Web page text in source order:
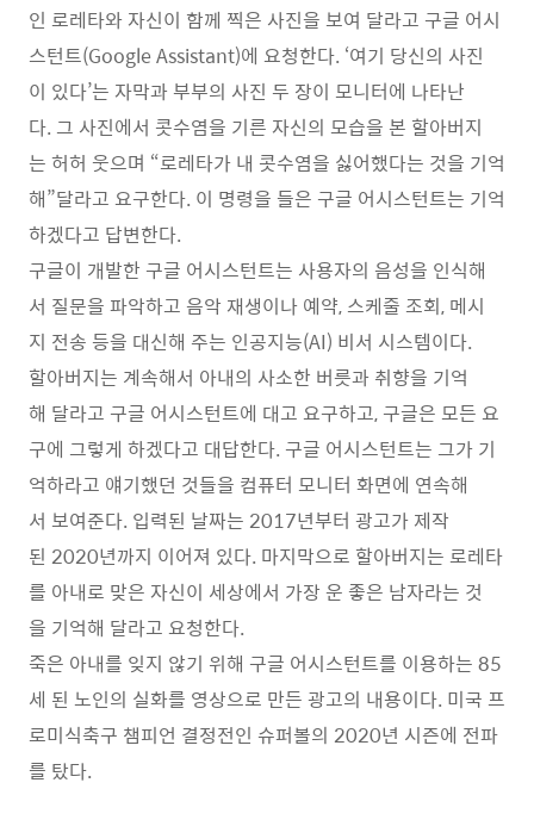
인 로레타와 자신이 함께 찍은 사진을 보여 달라고 구글 어시
스턴트(Google Assistant)에 요청한다. ‘여기 당신의 사진
이 있다’는 자막과 부부의 사진 두 장이 모니터에 나타난
다. 그 사진에서 콧수염을 기른 자신의 모습을 본 할아버지
는 허허 웃으며 “로레타가 내 콧수염을 싫어했다는 것을 기억
해”달라고 요구한다. 이 명령을 들은 구글 어시스턴트는 기억
하겠다고 답변한다.
구글이 개발한 구글 어시스턴트는 사용자의 음성을 인식해
서 질문을 파악하고 음악 재생이나 예약, 스케줄 조회, 메시
지 전송 등을 대신해 주는 인공지능(AI) 비서 시스템이다.
할아버지는 계속해서 아내의 사소한 버릇과 취향을 기억
해 달라고 구글 어시스턴트에 대고 요구하고, 구글은 모든 요
구에 그렇게 하겠다고 대답한다. 구글 어시스턴트는 그가 기
억하라고 얘기했던 것들을 컴퓨터 모니터 화면에 연속해
서 보여준다. 입력된 날짜는 2017년부터 광고가 제작
된 2020년까지 이어져 있다. 마지막으로 할아버지는 로레타
를 아내로 맞은 자신이 세상에서 가장 운 좋은 남자라는 것
을 기억해 달라고 요청한다.
죽은 아내를 잊지 않기 위해 구글 어시스턴트를 이용하는 85
세 된 노인의 실화를 영상으로 만든 광고의 내용이다. 미국 프
로미식축구 챔피언 결정전인 슈퍼볼의 2020년 시즌에 전파
를 탔다.